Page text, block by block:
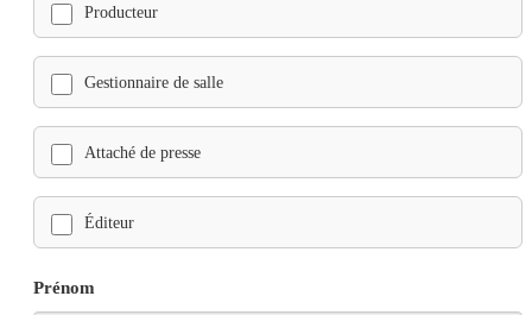
Producteur
Gestionnaire de salle
Attaché de presse
Éditeur
Prénom